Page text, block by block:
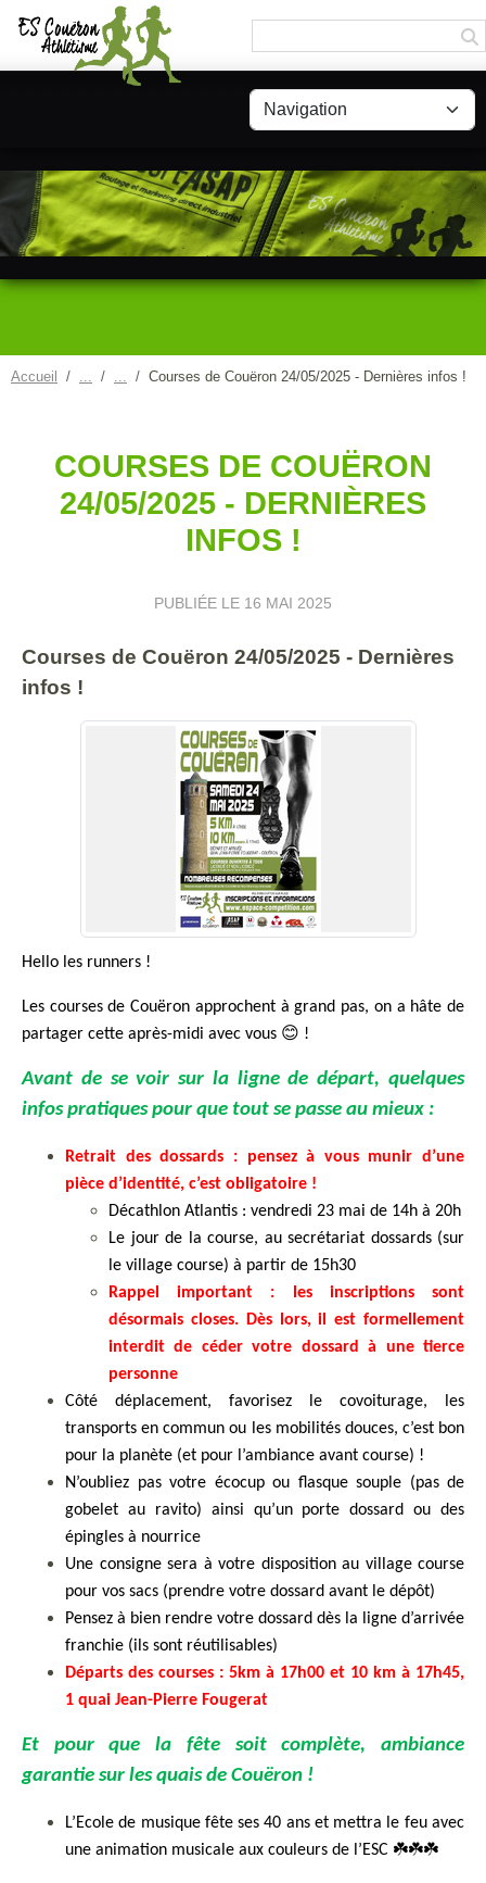
Accueil Courses de Couëron 24/05/2025 - Dernières infos !
COURSES DE COUËRON
24/05/2025 - DERNIÈRES
INFOS !
PUBLIÉE LE 16 MAI 2025
Courses de Couëron 24/05/2025 - Dernières
infos !
Hello les runners !
Les courses de Couëron approchent à grand pas, on a hâte de
partager cette après-midi avec vous 😊 !
Avant de se voir sur la ligne de départ, quelques
infos pratiques pour que tout se passe au mieux :
Retrait des dossards : pensez à vous munir d’une
pièce d’identité, c’est obligatoire !
Décathlon Atlantis : vendredi 23 mai de 14h à 20h
Le jour de la course, au secrétariat dossards (sur
le village course) à partir de 15h30
Rappel important :
les inscriptions sont
désormais closes. Dès lors, il est formellement
interdit de céder votre dossard à une tierce
personne
Côté déplacement, favorisez le covoiturage, les
transports en commun ou les mobilités douces, c’est bon
pour la planète (et pour l’ambiance avant course) !
N’oubliez pas votre écocup ou flasque souple (pas de
gobelet au ravito) ainsi qu’un porte dossard ou des
épingles à nourrice
Une consigne sera à votre disposition au village course
pour vos sacs (prendre votre dossard avant le dépôt)
Pensez à bien rendre votre dossard dès la ligne d’arrivée
franchie (ils sont réutilisables)
Départs des courses : 5km à 17h00 et 10 km à 17h45,
1 quai Jean-Pierre Fougerat
Et pour que la fête soit complète, ambiance
garantie sur les quais de Couëron !
L’Ecole de musique fête ses 40 ans et mettra le feu avec
une animation musicale aux couleurs de l’ESC ☘️☘️☘️
Panneau de gestion des cookies